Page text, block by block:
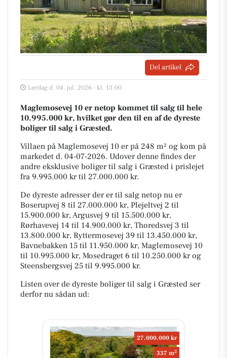
Del artikel
Lørdag d. 04. jul. 2026 - kl. 13:00
Maglemosevej 10 er netop kommet til salg til hele
10.995.000 kr, hvilket gør den til en af de dyreste
boliger til salg i Græsted.
Villaen på Maglemosevej 10 er på 248 m² og kom på
markedet d. 04-07-2026. Udover denne findes der
andre eksklusive boliger til salg i Græsted i prislejet
fra 9.995.000 kr til 27.000.000 kr.
De dyreste adresser der er til salg netop nu er
Boserupvej 8 til 27.000.000 kr, Plejeltvej 2 til
15.900.000 kr, Argusvej 9 til 15.500.000 kr,
Rørhavevej 14 til 14.900.000 kr, Thoredsvej 3 til
13.800.000 kr, Ryttermosevej 39 til 13.450.000 kr,
Bavnebakken 15 til 11.950.000 kr, Maglemosevej 10
til 10.995.000 kr, Mosedraget 6 til 10.250.000 kr og
Steensbergsvej 25 til 9.995.000 kr.
Listen over de dyreste boliger til salg i Græsted ser
derfor nu sådan ud:
27.000.000 kr
337 m2